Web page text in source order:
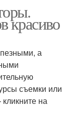
шторы
шторы
красиво
а
съемки или
на